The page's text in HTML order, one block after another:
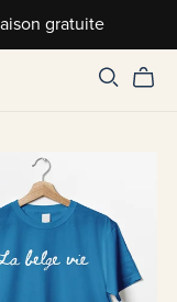
gratuite